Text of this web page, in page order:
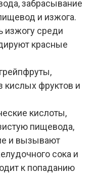
забрасывание
и изжога.
изжогу среди
красные
кислых фруктов и
кислоты,
пищевода,
и вызывают
сока и
к попаданию